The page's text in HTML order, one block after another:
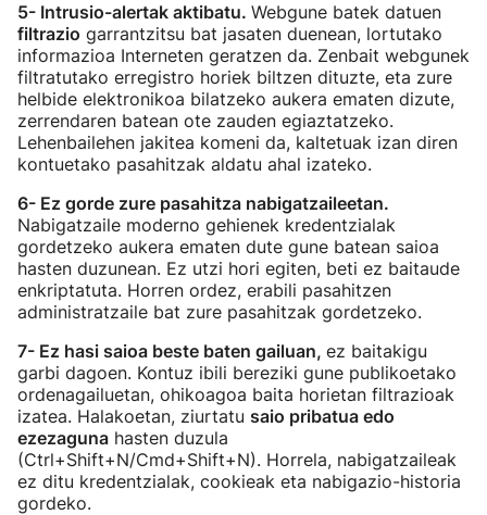
5- Intrusio-alertak aktibatu. Webgune batek datuen
filtrazio garrantzitsu bat jasaten duenean, lortutako
informazioa Interneten geratzen da. Zenbait webgunek
filtratutako erregistro horiek biltzen dituzte, eta zure
helbide elektronikoa bilatzeko aukera ematen dizute,
zerrendaren batean ote zauden egiaztatzeko.
Lehenbailehen jakitea komeni da, kaltetuak izan diren
kontuetako pasahitzak aldatu ahal izateko.
6- Ez gorde zure pasahitza nabigatzaileetan.
Nabigatzaile moderno gehienek kredentzialak
gordetzeko aukera ematen dute gune batean saioa
hasten duzunean. Ez utzi hori egiten, beti ez baitaude
enkriptatuta. Horren ordez, erabili pasahitzen
administratzaile bat zure pasahitzak gordetzeko.
7- Ez hasi saioa beste baten gailuan, ez baitakigu
garbi dagoen. Kontuz ibili bereziki gune publikoetako
ordenagailuetan, ohikoagoa baita horietan filtrazioak
izatea. Halakoetan, ziurtatu saio pribatua edo
ezezaguna hasten duzula
(Ctrl+Shift+N/Cmd+Shift+N). Horrela, nabigatzaileak
ez ditu kredentzialak, cookieak eta nabigazio-historia
gordeko.